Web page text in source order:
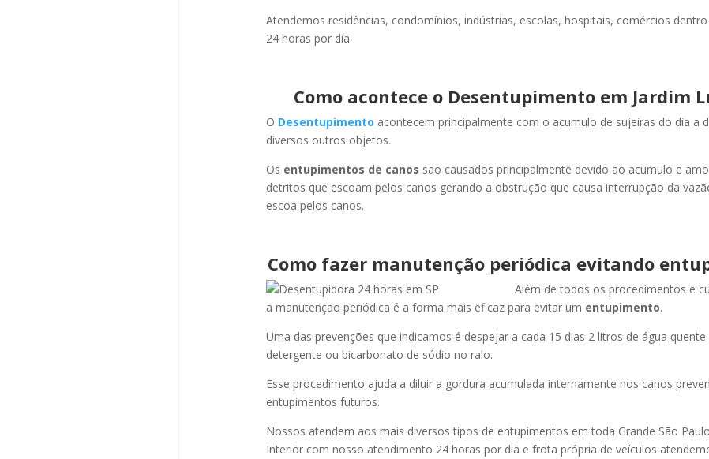
Atendemos residências, condomínios, indústrias, escolas, hospitais, comércios
24 horas por dia.
Como acontece o Desentupimento em Jardim
O Desentupimento acontecem principalmente com o acumulo de sujeiras do dia a
diversos outros objetos.
Os entupimentos de canos são causados principalmente devido ao acumulo e
detritos que escoam pelos canos gerando a obstrução que causa interrupção da
escoa pelos canos.
Como fazer manutenção periódica evitando
Além de todos os procedimentos e
a manutenção periódica é a forma mais eficaz para evitar um entupimento.
Uma das prevenções que indicamos é despejar a cada 15 dias 2 litros de água
detergente ou bicarbonato de sódio no ralo.
Esse procedimento ajuda a diluir a gordura acumulada internamente nos canos
entupimentos futuros.
Nossos atendem aos mais diversos tipos de entupimentos em toda Grande São
Interior com nosso atendimento 24 horas por dia e frota própria de veículos